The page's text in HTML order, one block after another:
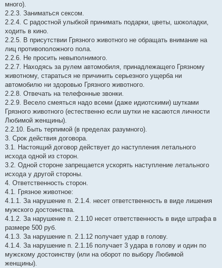
много).
2.2.3. Заниматься сексом.
2.2.4. С радостной улыбкой принимать подарки, цветы, шоколадки,
ходить в кино.
2.2.5. В присутствии Грязного животного не обращать внимание на
лиц противоположного пола.
2.2.6. Не просить невыполнимого.
2.2.7. Находясь за рулем автомобиля, принадлежащего Грязному
животному, стараться не причинить серьезного ущерба ни
автомобилю ни здоровью Грязного животного.
2.2.8. Отвечать на телефонные звонки.
2.2.9. Весело смеяться надо всеми (даже идиотскими) шутками
Грязного животного (естественно если шутки не касаются личности
Любимой женщины).
2.2.10. Быть терпимой (в пределах разумного).
3. Срок действия договора.
3.1. Настоящий договор действует до наступления летального
исхода одной из сторон.
3.2. Одной стороне запрещается ускорять наступление летального
исхода у другой стороны.
4. Ответственность сторон.
4.1. Грязное животное:
4.1.1. За нарушение п. 2.1.4. несет ответственность в виде лишения
мужского достоинства.
4.1.2. За нарушение п. 2.1.10 несет ответственность в виде штрафа в
размере 500 руб.
4.1.3. За нарушение п. 2.1.12 получает удар в голову.
4.1.4. За нарушение п. 2.1.16 получает 3 удара в голову и один по
мужскому достоинству (или на оборот по выбору Любимой
женщины).